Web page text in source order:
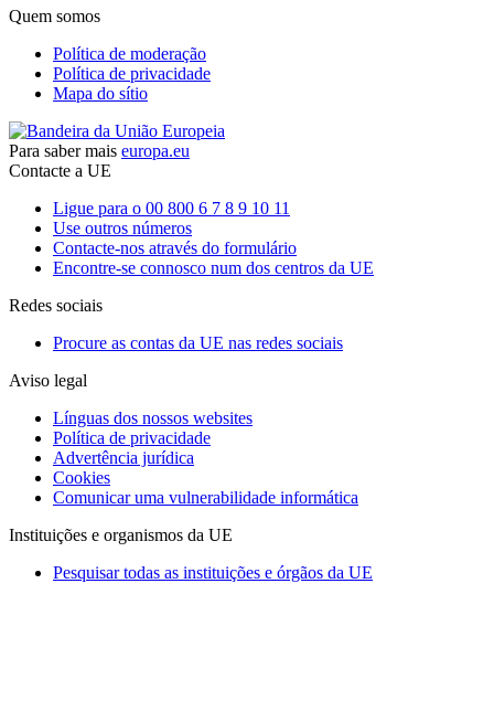
Quem somos
Política de moderação
Política de privacidade
Mapa do sítio
Para saber mais europa.eu
Contacte a UE
Ligue para o 00 800 6 7 8 9 10 11
Use outros números
Contacte-nos através do formulário
Encontre-se connosco num dos centros da UE
Redes sociais
Procure as contas da UE nas redes sociais
Aviso legal
Línguas dos nossos websites
Política de privacidade
Advertência jurídica
Cookies
Comunicar uma vulnerabilidade informática
Instituições e organismos da UE
Pesquisar todas as instituições e órgãos da UE